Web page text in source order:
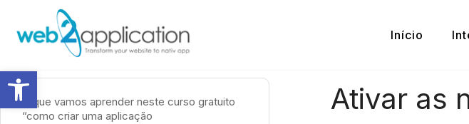
Início
O que vamos aprender neste curso gratuito
“como criar uma aplicação
Ativar as
Abrir a barra de ferramentas